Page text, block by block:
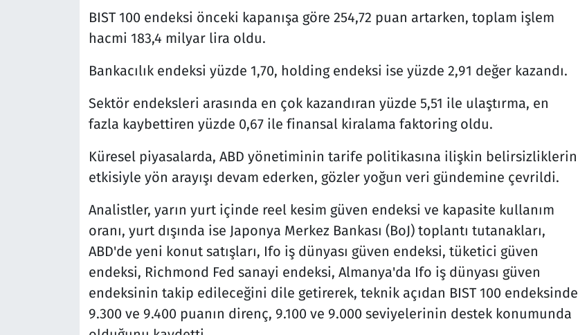
BIST 100 endeksi önceki kapanışa göre 254,72 puan artarken, toplam işlem
hacmi 183,4 milyar lira oldu.
Bankacılık endeksi yüzde 1,70, holding endeksi ise yüzde 2,91 değer kazandı.
Sektör endeksleri arasında en çok kazandıran yüzde 5,51 ile ulaştırma, en
fazla kaybettiren yüzde 0,67 ile finansal kiralama faktoring oldu.
Küresel piyasalarda, ABD yönetiminin tarife politikasına ilişkin belirsizliklerin
etkisiyle yön arayışı devam ederken, gözler yoğun veri gündemine çevrildi.
Analistler, yarın yurt içinde reel kesim güven endeksi ve kapasite kullanım
oranı, yurt dışında ise Japonya Merkez Bankası (BoJ) toplantı tutanakları,
ABD'de yeni konut satışları, Ifo iş dünyası güven endeksi, tüketici güven
endeksi, Richmond Fed sanayi endeksi, Almanya'da Ifo iş dünyası güven
endeksinin takip edileceğini dile getirerek, teknik açıdan BIST 100 endeksinde
9.300 ve 9.400 puanın direnç, 9.100 ve 9.000 seviyelerinin destek konumunda